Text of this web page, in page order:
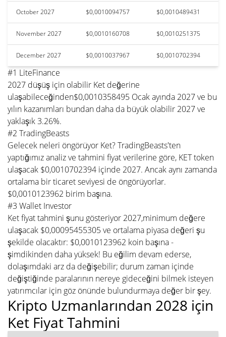
October 2027 $0,0010094757 $0,0010489431
November 2027 $0,0010160708 $0,0010251375
December 2027 $0,0010037967 $0,0010702394
#1 LiteFinance
2027 düşüş için olabilir Ket değerine
ulaşabileceğinden$0,0010358495 Ocak ayında 2027 ve bu
yılın kazanımları bundan daha da büyük olabilir 2027 ve
yaklaşık 3.26%.
#2 TradingBeasts
Gelecek neleri öngörüyor Ket? TradingBeasts'ten
yaptığımız analiz ve tahmini fiyat verilerine göre, KET token
ulaşacak $0,0010702394 içinde 2027. Ancak aynı zamanda
ortalama bir ticaret seviyesi de öngörüyorlar.
$0,0010123962 birim başına.
#3 Wallet Investor
Ket fiyat tahmini şunu gösteriyor 2027,minimum değere
ulaşacak $0,00095455305 ve ortalama piyasa değeri şu
şekilde olacaktır: $0,0010123962 koin başına -
şimdikinden daha yüksek! Bu eğilim devam ederse,
dolaşımdaki arz da değişebilir; durum zaman içinde
değiştiğinde paralarının nereye gideceğini bilmek isteyen
yatırımcılar için göz önünde bulundurmaya değer bir şey.
Kripto Uzmanlarından 2028 için
Ket Fiyat Tahmini